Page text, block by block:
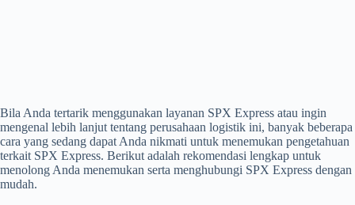
Bila Anda tertarik menggunakan layanan SPX Express atau ingin
mengenal lebih lanjut tentang perusahaan logistik ini, banyak beberapa
cara yang sedang dapat Anda nikmati untuk menemukan pengetahuan
terkait SPX Express. Berikut adalah rekomendasi lengkap untuk
menolong Anda menemukan serta menghubungi SPX Express dengan
mudah.